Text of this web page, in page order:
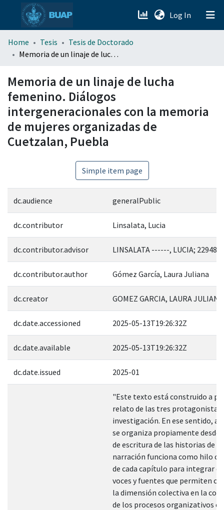
Log In (current)
menu.section.about_menu
Home Tesis
Tesis de Doctorado
Memoria de un linaje de lucha femenino. Diálogos intergeneracionales con la memoria de mujeres organizadas de Cuetzalan, Puebla
Memoria de un linaje de lucha
femenino. Diálogos
intergeneracionales con la memoria
de mujeres organizadas de
Cuetzalan, Puebla
Simple item page
dc.audience generalPublic
dc.contributor Linsalata, Lucia
dc.contributor.advisor LINSALATA ------, LUCIA; 229489
dc.contributor.author Gómez García, Laura Juliana
dc.creator GOMEZ GARCIA, LAURA
dc.date.accessioned 2025-05-13T19:26:32Z
dc.date.available 2025-05-13T19:26:32Z
dc.date.issued 2025-01
"Este texto está construido a
relato de las tres protagonistas
investigación. En ese sentido,
se organiza propiamente desde
de escritura de las historias de
narración funciona como hilo
de cada capítulo para integrar
voces y fuentes que permiten
la dimensión colectiva en la
de los procesos organizativos